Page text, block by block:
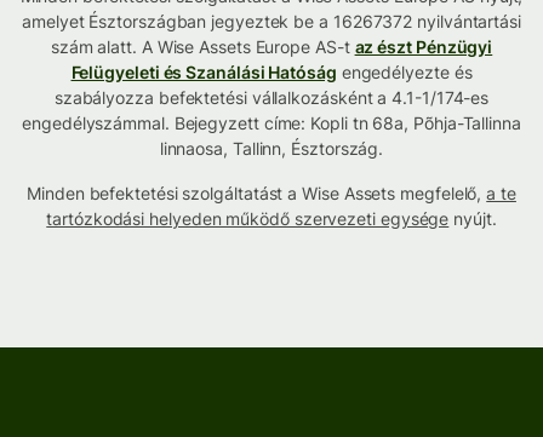
amelyet Észtországban jegyeztek be a 16267372 nyilvántartási
szám alatt. A Wise Assets Europe AS-t az észt Pénzügyi
Felügyeleti és Szanálási Hatóság engedélyezte és
szabályozza befektetési vállalkozásként a 4.1-1/174-es
engedélyszámmal. Bejegyzett címe: Kopli tn 68a, Põhja-Tallinna
linnaosa, Tallinn, Észtország.
Minden befektetési szolgáltatást a Wise Assets megfelelő,a te
tartózkodási helyeden működő szervezeti egysége nyújt.